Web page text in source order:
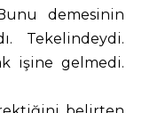
demesinin
Tekelindeydi.
işine gelmedi.